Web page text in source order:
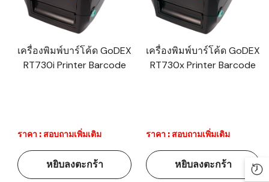
เครื่องพิมพ์บาร์โค้ด GoDEX
RT730i Printer Barcode
ราคา : สอบถามเพิ่มเติม
หยิบลงตะกร้า
เครื่องพิมพ์บาร์โค้ด GoDEX
RT730x Printer Barcode
ราคา : สอบถามเพิ่มเติม
หยิบลงตะกร้า